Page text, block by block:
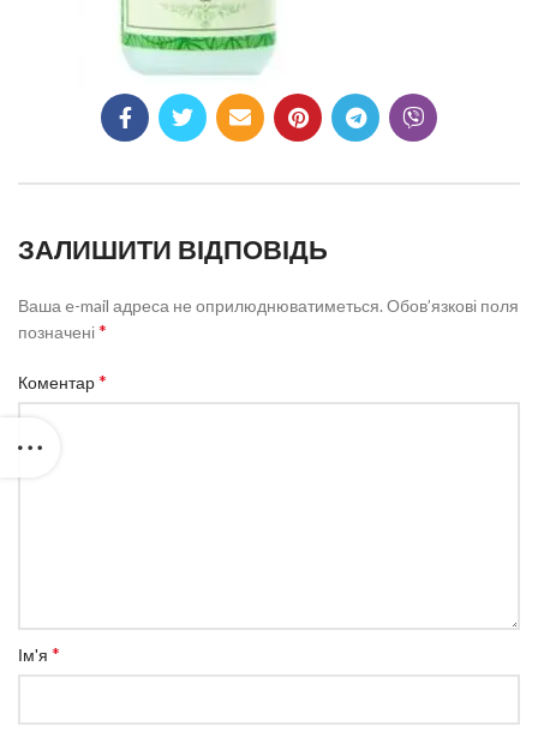
ЗАЛИШИТИ ВІДПОВІДЬ
Ваша e-mail адреса не оприлюднюватиметься. Обов’язкові поля
позначені*
Коментар*
Ім'я *